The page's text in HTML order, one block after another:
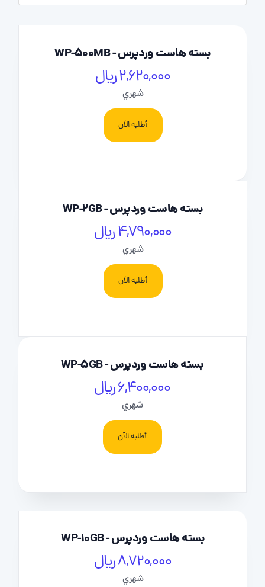
بسته هاست وردپرس - WP-500MB
2,620,000 ریال
شهري
أطلبه الآن
بسته هاست وردپرس - WP-2GB
4,790,000 ریال
شهري
أطلبه الآن
بسته هاست وردپرس - WP-5GB
6,400,000 ریال
شهري
أطلبه الآن
بسته هاست وردپرس - WP-10GB
8,720,000 ریال
شهري